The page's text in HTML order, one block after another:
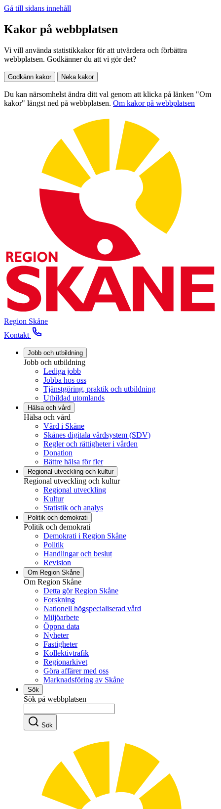
Gå till sidans innehåll
Kakor på webbplatsen
Vi vill använda statistikkakor för att utvärdera och förbättra
webbplatsen. Godkänner du att vi gör det?
Godkänn kakor Neka kakor
Du kan närsomhelst ändra ditt val genom att klicka på länken "Om
kakor" längst ned på webbplatsen. Om kakor på webbplatsen
Region Skåne
Kontakt
Jobb och utbildning
Jobb och utbildning
Lediga jobb
Jobba hos oss
Tjänstgöring, praktik och utbildning
Utbildad utomlands
Hälsa och vård
Hälsa och vård
Vård i Skåne
Skånes digitala vårdsystem (SDV)
Regler och rättigheter i vården
Donation
Bättre hälsa för fler
Regional utveckling och kultur
Regional utveckling och kultur
Regional utveckling
Kultur
Statistik och analys
Politik och demokrati
Politik och demokrati
Demokrati i Region Skåne
Politik
Handlingar och beslut
Revision
Om Region Skåne
Om Region Skåne
Detta gör Region Skåne
Forskning
Nationell högspecialiserad vård
Miljöarbete
Öppna data
Nyheter
Fastigheter
Kollektivtrafik
Regionarkivet
Göra affärer med oss
Marknadsföring av Skåne
Sök
Sök på webbplatsen
Sök